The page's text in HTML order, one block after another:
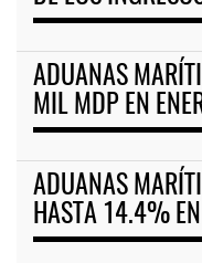
ADUANAS
MIL MDP EN
ADUANAS
HASTA 14.4%